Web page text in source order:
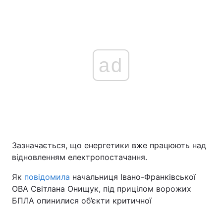
ad
Зазначається, що енергетики вже працюють над
відновленням електропостачання.
Як повідомила начальниця Івано-Франківської
ОВА Світлана Онищук, під прицілом ворожих
БПЛА опинилися об’єкти критичної